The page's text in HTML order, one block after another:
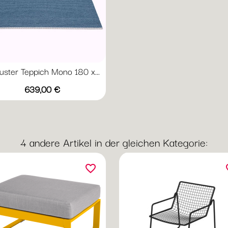
Teppich Mono 180 x...
Preis
639,00 €
Vorschau
Red
GranitTurquoise
/
Linen
/
/
4 andere Artikel in der gleichen Kategorie:
favorite_border